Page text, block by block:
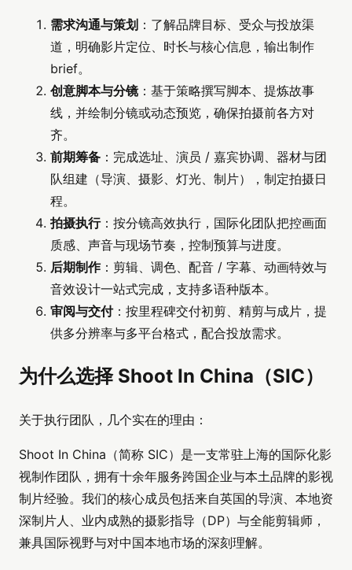
需求沟通与策划 ：了解品牌目标、受众与投放渠
道，明确影片定位、时长与核心信息，输出制作
brief。
创意脚本与分镜 ：基于策略撰写脚本、提炼故事
线，并绘制分镜或动态预览，确保拍摄前各方对
齐。
前期筹备 ：完成选址、演员 / 嘉宾协调、器材与团
队组建（导演、摄影、灯光、制片），制定拍摄日
程。
拍摄执行：按分镜高效执行，国际化团队把控画面
质感、声音与现场节奏，控制预算与进度。
后期制作：剪辑、调色、配音 / 字幕、动画特效与
音效设计一站式完成，支持多语种版本。
审阅与交付：按里程碑交付初剪、精剪与成片，提
供多分辨率与多平台格式，配合投放需求。
为什么选择 Shoot In China（SIC）
关于执行团队，几个实在的理由：
Shoot In China（简称 SIC）是一支常驻上海的国际化影
视制作团队，拥有十余年服务跨国企业与本土品牌的影视
制片经验。我们的核心成员包括来自英国的导演、本地资
深制片人、业内成熟的摄影指导（DP）与全能剪辑师，
兼具国际视野与对中国本地市场的深刻理解。